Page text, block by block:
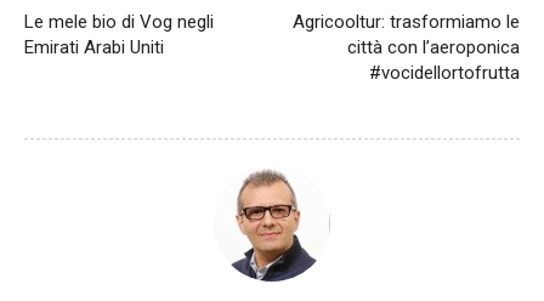
Le mele bio di Vog negli
Emirati Arabi Uniti
Agricooltur: trasformiamo le
città con l’aeroponica
#vocidellortofrutta